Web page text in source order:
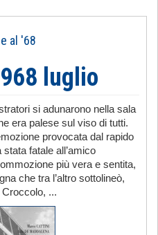
al '68
luglio
si adunarono nella sala
era palese sul viso di tutti.
provocata dal rapido
fatale all’amico
più vera e sentita,
che tra l’altro sottolineò,
...